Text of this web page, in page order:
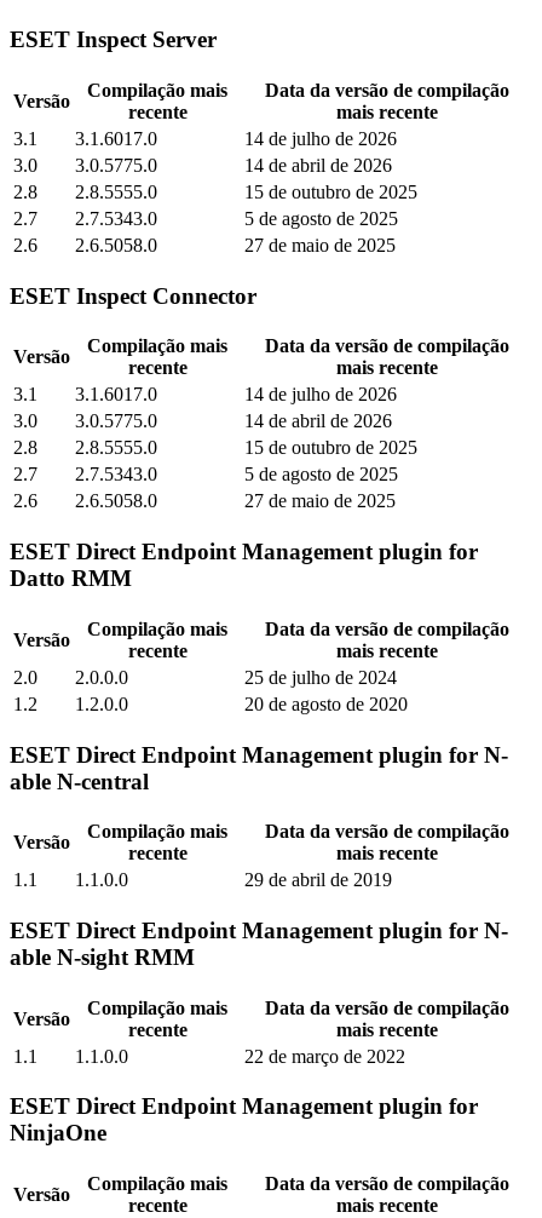
ESET Inspect Server
Versão
Compilação mais
recente
Data da versão de compilação
mais recente
3.1
3.1.6017.0
14 de julho de 2026
3.0
3.0.5775.0
14 de abril de 2026
2.8
2.8.5555.0
15 de outubro de 2025
2.7
2.7.5343.0
5 de agosto de 2025
2.6
2.6.5058.0 27 de maio de 2025
ESET Inspect Connector
Versão
Compilação mais
recente
Data da versão de compilação
mais recente
3.1
3.1.6017.0
14 de julho de 2026
3.0
3.0.5775.0
14 de abril de 2026
2.8
2.8.5555.0
15 de outubro de 2025
2.7
2.7.5343.0
5 de agosto de 2025
2.6
2.6.5058.0 27 de maio de 2025
ESET Direct Endpoint Management plugin for
Datto RMM
Versão
Compilação mais
recente
Data da versão de compilação
mais recente
2.0
2.0.0.0
25 de julho de 2024
1.2
1.2.0.0 20 de agosto de 2020
ESET Direct Endpoint Management plugin for N-
able N-central
Versão
Compilação mais
recente
Data da versão de compilação
mais recente
1.1
1.1.0.0 29 de abril de 2019
ESET Direct Endpoint Management plugin for N-
able N-sight RMM
Versão
Compilação mais
recente
Data da versão de compilação
mais recente
1.1
1.1.0.0 22 de março de 2022
ESET Direct Endpoint Management plugin for
NinjaOne
Versão
Compilação mais
recente
Data da versão de compilação
mais recente